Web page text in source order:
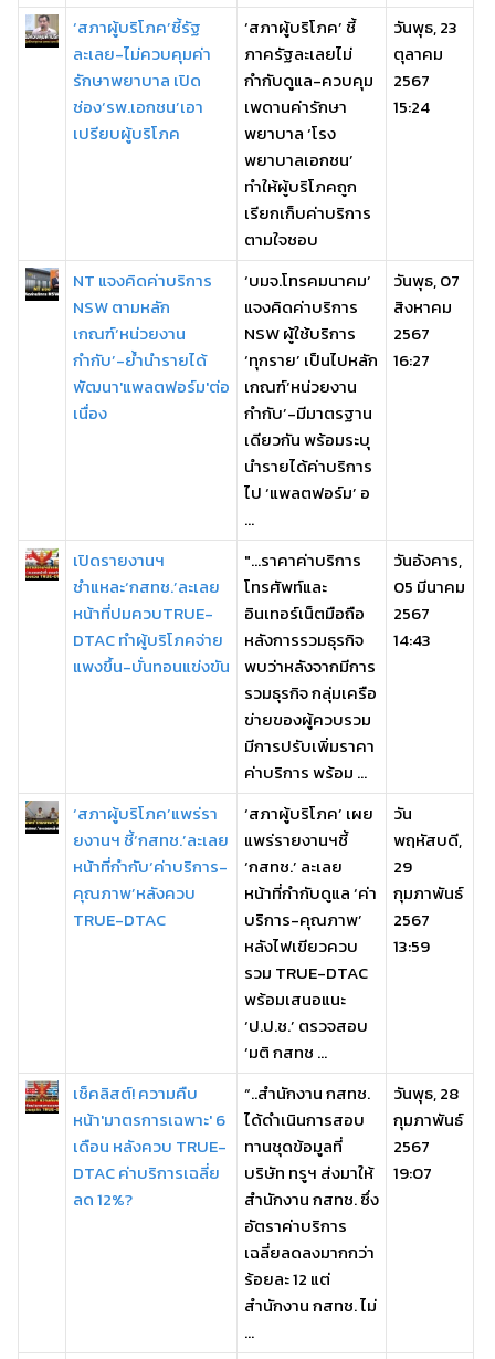
‘สภาผู้บริโภค’ชี้รัฐ
ละเลย-ไม่ควบคุมค่า
รักษาพยาบาล เปิด
ช่อง‘รพ.เอกชน’เอา
เปรียบผู้บริโภค
‘สภาผู้บริโภค’ ชี้
ภาครัฐละเลยไม่
กำกับดูแล-ควบคุม
เพดานค่ารักษา
พยาบาล ‘โรง
พยาบาลเอกชน’
ทำให้ผู้บริโภคถูก
เรียกเก็บค่าบริการ
ตามใจชอบ
วันพุธ, 23
ตุลาคม
2567
15:24
NT แจงคิดค่าบริการ
NSW ตามหลัก
เกณฑ์‘หน่วยงาน
กำกับ’-ย้ำนำรายได้
พัฒนา'แพลตฟอร์ม'ต่อ
เนื่อง
‘บมจ.โทรคมนาคม’
แจงคิดค่าบริการ
NSW ผู้ใช้บริการ
‘ทุกราย’ เป็นไปหลัก
เกณฑ์‘หน่วยงาน
กำกับ’-มีมาตรฐาน
เดียวกัน พร้อมระบุ
นำรายได้ค่าบริการ
ไป ‘แพลตฟอร์ม’ อ
...
วันพุธ, 07
สิงหาคม
2567
16:27
เปิดรายงานฯ
ชำแหละ‘กสทช.’ละเลย
หน้าที่ปมควบTRUE-
DTAC ทำผู้บริโภคจ่าย
แพงขึ้น-บั่นทอนแข่งขัน
"...ราคาค่าบริการ
โทรศัพท์และ
อินเทอร์เน็ตมือถือ
หลังการรวมธุรกิจ
พบว่าหลังจากมีการ
รวมธุรกิจ กลุ่มเครือ
ข่ายของผู้ควบรวม
มีการปรับเพิ่มราคา
ค่าบริการ พร้อม ...
วันอังคาร,
05 มีนาคม
2567
14:43
‘สภาผู้บริโภค’แพร่รา
ยงานฯ ชี้‘กสทช.’ละเลย
หน้าที่กำกับ‘ค่าบริการ-
คุณภาพ’หลังควบ
TRUE-DTAC
‘สภาผู้บริโภค’ เผย
แพร่รายงานฯชี้
‘กสทช.’ ละเลย
หน้าที่กำกับดูแล ‘ค่า
บริการ-คุณภาพ’
หลังไฟเขียวควบ
รวม TRUE-DTAC
พร้อมเสนอแนะ
‘ป.ป.ช.’ ตรวจสอบ
‘มติ กสทช ...
วัน
พฤหัสบดี,
29
กุมภาพันธ์
2567
13:59
เช็คลิสต์! ความคืบ
หน้า'มาตรการเฉพาะ' 6
เดือน หลังควบ TRUE-
DTAC ค่าบริการเฉลี่ย
ลด 12%?
“..สำนักงาน กสทช.
ได้ดำเนินการสอบ
ทานชุดข้อมูลที่
บริษัท ทรูฯ ส่งมาให้
สำนักงาน กสทช. ซึ่ง
อัตราค่าบริการ
เฉลี่ยลดลงมากกว่า
ร้อยละ 12 แต่
สำนักงาน กสทช. ไม่
...
วันพุธ, 28
กุมภาพันธ์
2567
19:07